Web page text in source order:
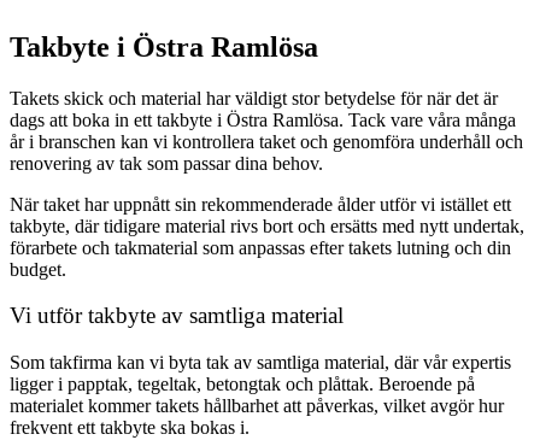
Takbyte i Östra Ramlösa
Takets skick och material har väldigt stor betydelse för när det är
dags att boka in ett takbyte i Östra Ramlösa. Tack vare våra många
år i branschen kan vi kontrollera taket och genomföra underhåll och
renovering av tak som passar dina behov.
När taket har uppnått sin rekommenderade ålder utför vi istället ett
takbyte, där tidigare material rivs bort och ersätts med nytt undertak,
förarbete och takmaterial som anpassas efter takets lutning och din
budget.
Vi utför takbyte av samtliga material
Som takfirma kan vi byta tak av samtliga material, där vår expertis
ligger i papptak, tegeltak, betongtak och plåttak. Beroende på
materialet kommer takets hållbarhet att påverkas, vilket avgör hur
frekvent ett takbyte ska bokas i.